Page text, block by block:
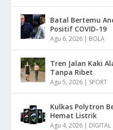
Batal Bertemu
Positif COVID-19
Agu 6, 2026 | BOLA
Tren Jalan Kaki
Tanpa Ribet
Agu 5, 2026 | SPORT
Kulkas Polytron
Hemat Listrik
Agu 4, 2026 | DIGITAL